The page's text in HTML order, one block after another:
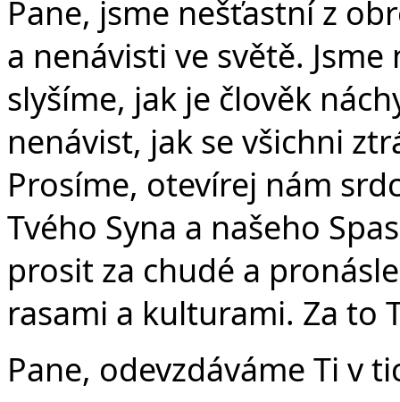
Pane, jsme nešťastní z
a nenávisti ve světě.
slyšíme, jak je člověk
nenávist, jak se všichni
Prosíme, otevírej nám
Tvého Syna a našeho
prosit za chudé a
rasami a kulturami. Za to
Pane, odevzdáváme Ti v